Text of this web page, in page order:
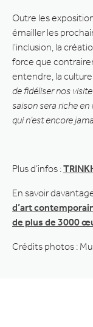
Outre les
émailler les
l’inclusion, la
force que
entendre, la
de fidéliser nos
saison sera riche en
qui n’est encore
Plus d’infos :
En savoir
d’art
de plus de 3000
Crédits photos :